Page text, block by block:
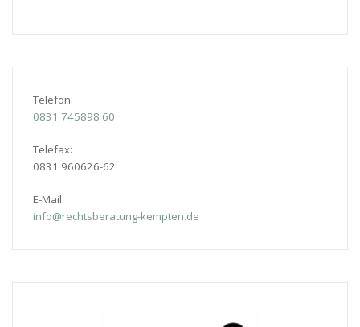
Telefon:
0831 745898 60
Telefax:
0831 960626-62
E-Mail:
info@rechtsberatung-kempten.de